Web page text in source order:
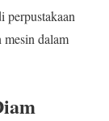
perpustakaan
mesin dalam